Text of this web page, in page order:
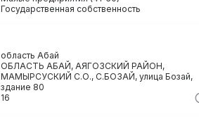
Государственная собственность
область Абай
ОБЛАСТЬ АБАЙ, АЯГОЗСКИЙ РАЙОН,
МАМЫРСУСКИЙ С.О., С.БОЗАЙ, улица Бозай,
здание 80
16